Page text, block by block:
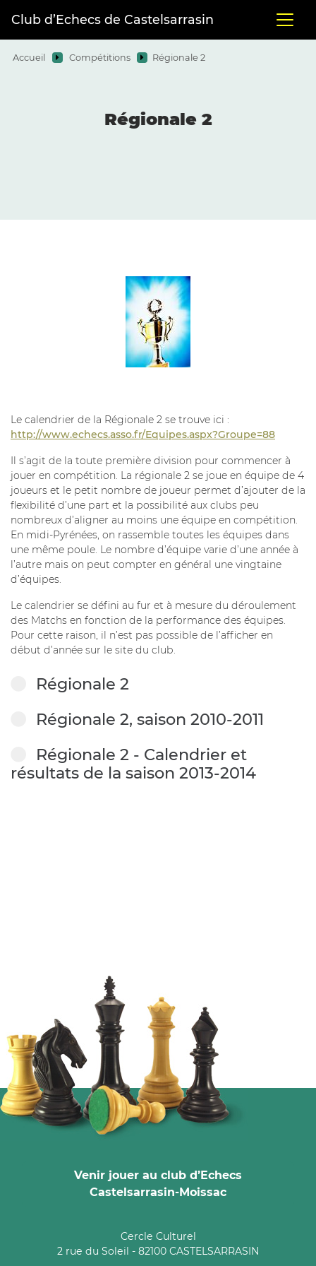
Club d’Echecs de Castelsarrasin
Accueil Compétitions Régionale 2
Régionale 2
Le calendrier de la Régionale 2 se trouve ici :
http://www.echecs.asso.fr/Equipes.aspx?Groupe=88
Il s’agit de la toute première division pour commencer à
jouer en compétition. La régionale 2 se joue en équipe de 4
joueurs et le petit nombre de joueur permet d’ajouter de la
flexibilité d’une part et la possibilité aux clubs peu
nombreux d’aligner au moins une équipe en compétition.
En midi-Pyrénées, on rassemble toutes les équipes dans
une même poule. Le nombre d’équipe varie d’une année à
l’autre mais on peut compter en général une vingtaine
d’équipes.
Le calendrier se défini au fur et à mesure du déroulement
des Matchs en fonction de la performance des équipes.
Pour cette raison, il n’est pas possible de l’afficher en
début d’année sur le site du club.
Régionale 2
Régionale 2, saison 2010-2011
Régionale 2 - Calendrier et
résultats de la saison 2013-2014
Venir jouer au club d’Echecs
Castelsarrasin-Moissac
Cercle Culturel
2 rue du Soleil - 82100 CASTELSARRASIN